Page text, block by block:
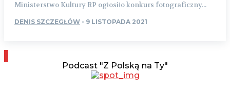
Ministerstwo Kultury RP ogłosiło konkurs fotograficzny...
DENIS SZCZEGŁÓW - 9 LISTOPADA 2021
Podcast "Z Polską na Ty"